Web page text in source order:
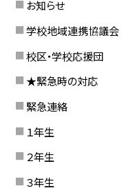
お知らせ
学校地域連携協議会
校区・学校応援団
★緊急時の対応
緊急連絡
１年生
２年生
３年生